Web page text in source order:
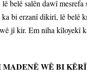
belê salên dawî mesrefa
bi erzanî dikirî, lê belê
jî kir. Em niha kîloyekî
WÊ BI